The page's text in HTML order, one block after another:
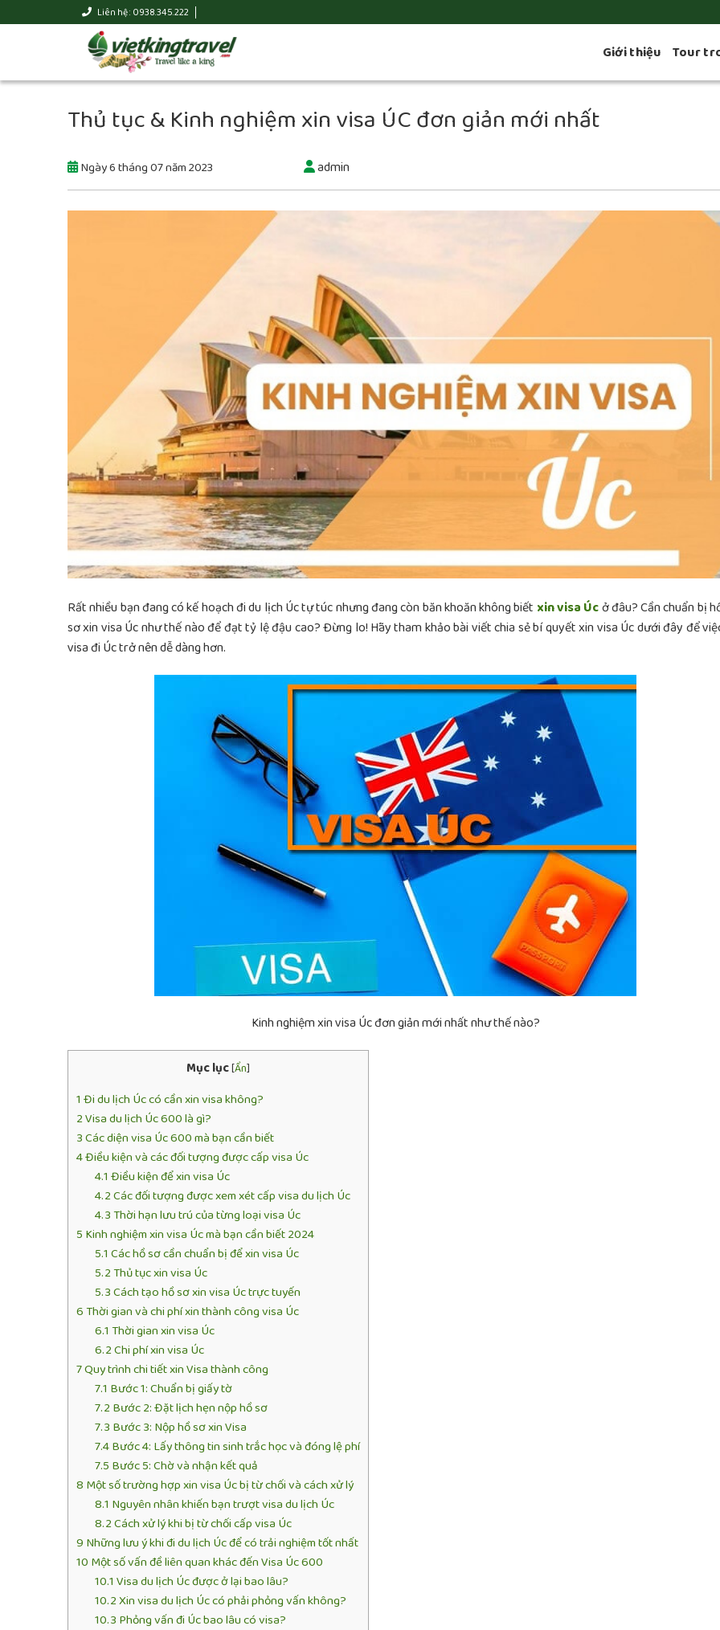
Liên hệ : 0938.345.222
Giới thiệu Tour
Thủ tục & Kinh nghiệm xin visa ÚC đơn giản mới nhất
Ngày 6 tháng 07 năm 2023 admin
Rất nhiều bạn đang có kế hoạch đi du lịch Úc tự túc nhưng đang còn băn khoăn không biết xin visa Úcở đâu? Cần chuẩn bị
sơ xin visa Úc như thế nào để đạt tỷ lệ đậu cao? Đừng lo! Hãy tham khảo bài viết chia sẻ bí quyết xin visa Úc dưới đây để
visa đi Úc trở nên dễ dàng hơn.
Kinh nghiệm xin visa Úc đơn giản mới nhất như thế nào?
Mục lục[Ẩn]
1 Đi du lịch Úc có cần xin visa không?
2Visa du lịch Úc 600 là gì?
3Các diện visa Úc 600 mà bạn cần biết
4Điều kiện và các đối tượng được cấp visa Úc
4.1 Điều kiện để xin visa Úc
4.2Các đối tượng được xem xét cấp visa du lịch Úc
4.3Thời hạn lưu trú của từng loại visa Úc
5 Kinh nghiệm xin visa Úc mà bạn cần biết 2024
5.1 Các hồ sơ cần chuẩn bị để xin visa Úc
5.2Thủ tục xin visa Úc
5.3Cách tạo hồ sơ xin visa Úc trực tuyến
6Thời gian và chi phí xin thành công visa Úc
6.1 Thời gian xin visa Úc
6.2Chi phí xin visa Úc
7Quy trình chi tiết xin Visa thành công
7.1 Bước 1: Chuẩn bị giấy tờ
7.2 Bước 2: Đặt lịch hẹn nộp hồ sơ
7.3 Bước 3: Nộp hồ sơ xin Visa
7.4Bước 4: Lấy thông tin sinh trắc học và đóng lệ phí
7.5 Bước 5: Chờ và nhận kết quả
8 Một số trường hợp xin visa Úc bị từ chối và cách xử lý
8.1 Nguyên nhân khiến bạn trượt visa du lịch Úc
8.2Cách xử lý khi bị từ chối cấp visa Úc
9 Những lưu ý khi đi du lịch Úc để có trải nghiệm tốt nhất
10 Một số vấn đề liên quan khác đến Visa Úc 600
10.1 Visa du lịch Úc được ở lại bao lâu?
10.2Xin visa du lịch Úc có phải phỏng vấn không?
10.3 Phỏng vấn đi Úc bao lâu có visa?